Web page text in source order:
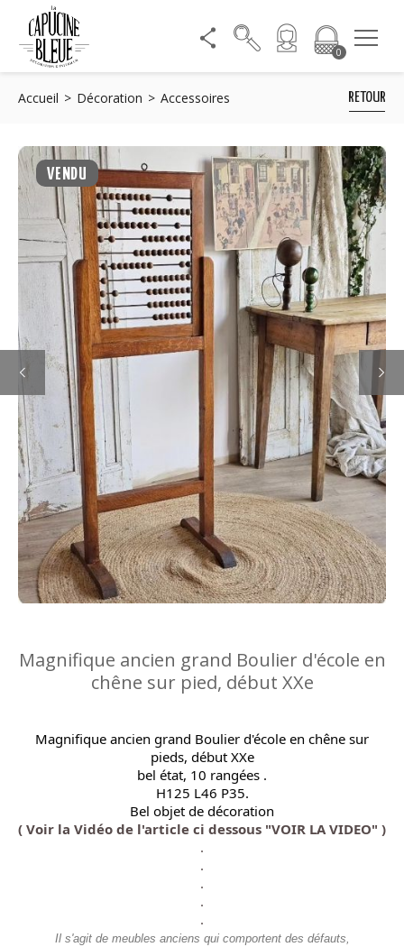
0
RETOUR
Accueil Décoration Accessoires
VENDU
Magnifique ancien grand Boulier d'école en
chêne sur pied, début XXe
Magnifique ancien grand Boulier d'école en chêne sur
pieds, début XXe
bel état, 10 rangées .
H125 L46 P35.
Bel objet de décoration
( Voir la Vidéo de l'article ci dessous "VOIR LA VIDEO" )
.
.
.
.
.
Il s'agit de meubles anciens qui comportent des défauts,